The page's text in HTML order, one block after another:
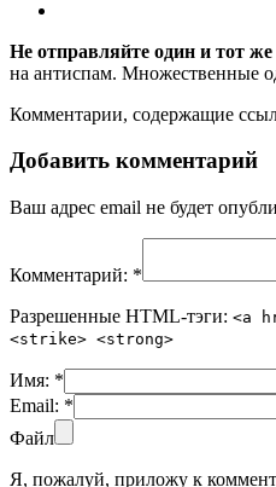
Не отправляйте один и тот
на антиспам. Множественные
Комментарии, содержащие
Добавить комментарий
Ваш адрес email не будет
Комментарий: *
Разрешенные HTML-тэги: <a
<strike> <strong>
Имя: *
Email: *
Файл
Я, пожалуй, приложу к